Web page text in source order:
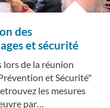
des
et sécurité
lors de la réunion
et Sécurité"
les mesures
par…